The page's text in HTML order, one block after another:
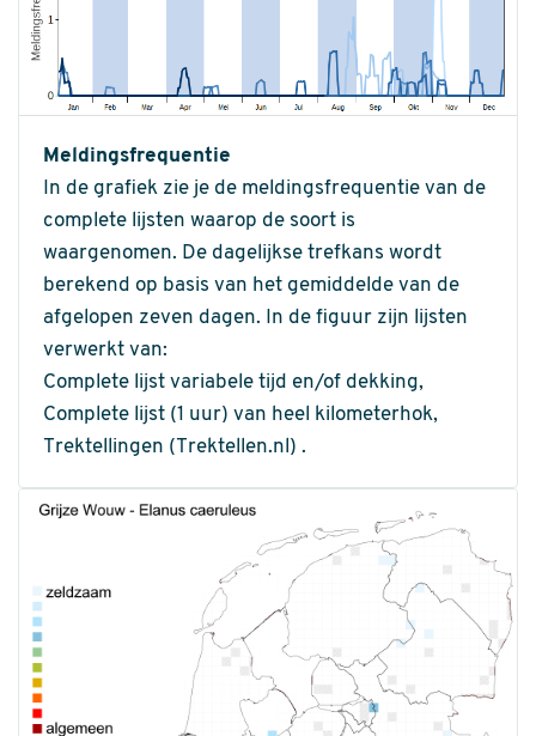
Meldingsfrequentie
In de grafiek zie je de meldingsfrequentie van de
complete lijsten waarop de soort is
waargenomen. De dagelijkse trefkans wordt
berekend op basis van het gemiddelde van de
afgelopen zeven dagen. In de figuur zijn lijsten
verwerkt van:
Complete lijst variabele tijd en/of dekking,
Complete lijst (1 uur) van heel kilometerhok,
Trektellingen (Trektellen.nl) .